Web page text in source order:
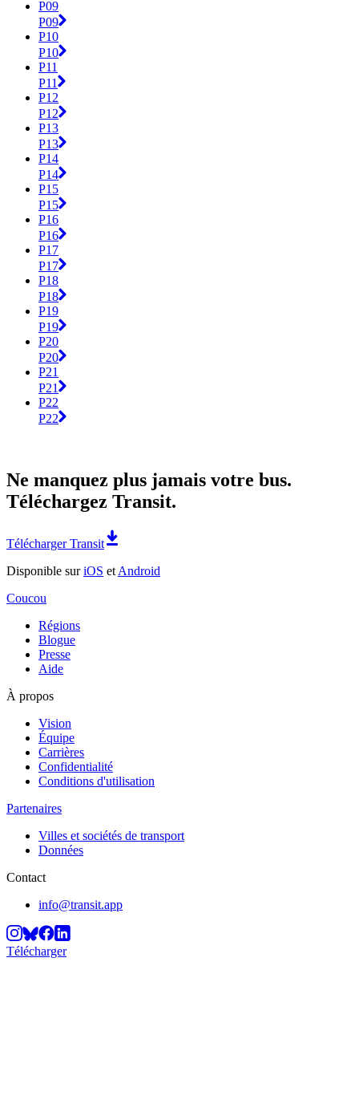
P09
P09
P10
P10
P11
P11
P12
P12
P13
P13
P14
P14
P15
P15
P16
P16
P17
P17
P18
P18
P19
P19
P20
P20
P21
P21
P22
P22
Ne manquez plus jamais votre bus.
Téléchargez Transit.
Télécharger Transit
Disponible suriOS et Android
Coucou
Régions
Blogue
Presse
Aide
À propos
Vision
Équipe
Carrières
Confidentialité
Conditions d'utilisation
Partenaires
Villes et sociétés de transport
Données
Contact
info@transit.app
Télécharger